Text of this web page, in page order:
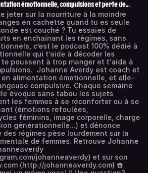
émotionnelle, compulsions et perte de
jeter sur la nourriture à la moindre
en cachette quand tu es seule
est couché ? Tu essaies de
en enchainant les régimes, sans
c’est le podcast 100% dédié à
qui t’aide à décoder les
te poussent à trop manger et t'aide à
Johanne Averdy est coach et
alimentation émotionnelle, et elle-
compulsive. Chaque semaine
évoque sans tabou les sujets
les femmes à se réconforter ou à se
(émotions refoulées,
féminins, image corporelle, charge
générationnelle...) et dénonce
des régimes pèse lourdement sur la
de femmes. Retrouve Johanne
johanneaverdy) et sur son
(http://johanneaverdy.com) ☎️